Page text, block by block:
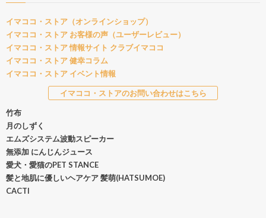
イマココ・ストア（オンラインショップ）
イマココ・ストア お客様の声（ユーザーレビュー）
イマココ・ストア 情報サイト クラブイマココ
イマココ・ストア 健幸コラム
イマココ・ストア イベント情報
イマココ・ストアのお問い合わせはこちら
竹布
月のしずく
エムズシステム波動スピーカー
無添加 にんじんジュース
愛犬・愛猫のPET STANCE
髪と地肌に優しいヘアケア 髪萌(HATSUMOE)
CACTI